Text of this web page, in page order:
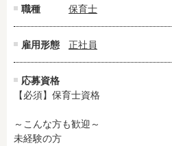
職種 保育士
雇用形態 正社員
応募資格
【必須】保育士資格
～こんな方も歓迎～
未経験の方
男性保育士
小規模保育園
株式会社
月収見込み